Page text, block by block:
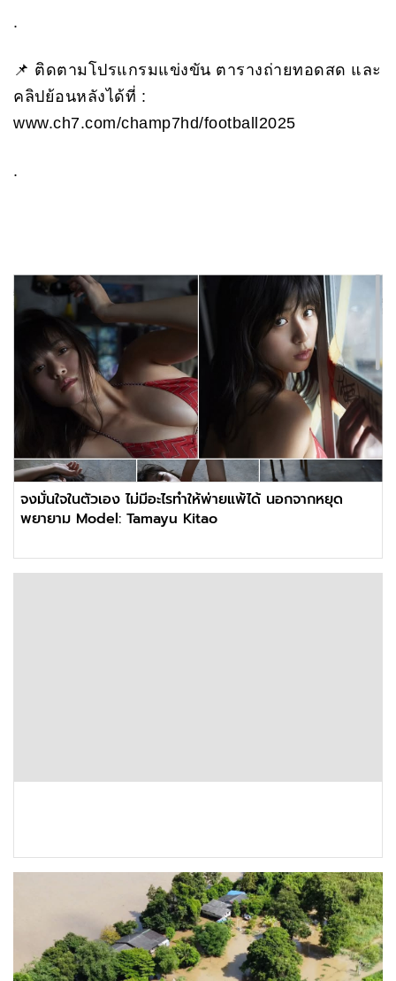
.
📌 ติดตามโปรแกรมแข่งขัน ตารางถ่ายทอดสด และ
คลิปย้อนหลังได้ที่ :
www.ch7.com/champ7hd/football2025
.
จงมั่นใจในตัวเอง ไม่มีอะไรทำให้พ่ายแพ้ได้ นอกจากหยุด
พยายาม Model: Tamayu Kitao